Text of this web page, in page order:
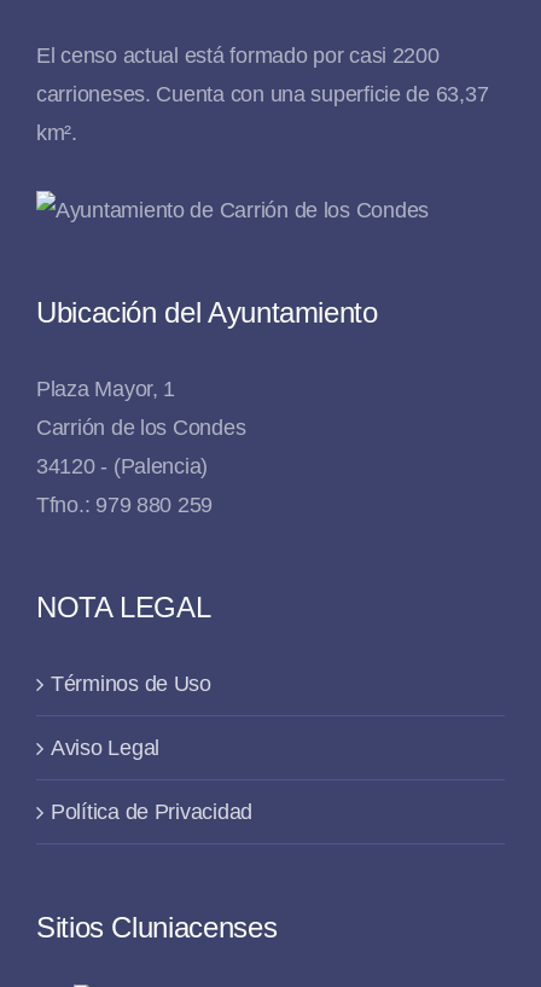
El censo actual está formado por casi 2200
carrioneses. Cuenta con una superficie de 63,37
km².
Ubicación del Ayuntamiento
Plaza Mayor, 1
Carrión de los Condes
34120 - (Palencia)
Tfno.: 979 880 259
NOTA LEGAL
Términos de Uso
Aviso Legal
Política de Privacidad
Sitios Cluniacenses